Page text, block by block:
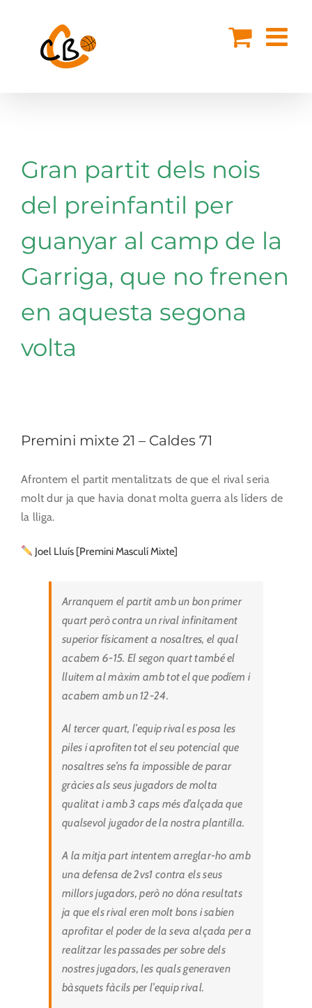
Gran partit dels nois
del preinfantil per
guanyar al camp de la
Garriga, que no frenen
en aquesta segona
volta
Premini mixte 21 – Caldes 71
Afrontem el partit mentalitzats de que el rival seria
molt dur ja que havia donat molta guerra als líders de
la lliga.
Joel Lluís [Premini Masculí Mixte]
Arranquem el partit amb un bon primer
quart però contra un rival infinitament
superior físicament a nosaltres, el qual
acabem 6-15. El segon quart també el
lluitem al màxim amb tot el que podíem i
acabem amb un 12-24.
Al tercer quart, l’equip rival es posa les
piles i aprofiten tot el seu potencial que
nosaltres se’ns fa impossible de parar
gràcies als seus jugadors de molta
qualitat i amb 3 caps més d’alçada que
qualsevol jugador de la nostra plantilla.
A la mitja part intentem arreglar-ho amb
una defensa de 2vs1 contra els seus
millors jugadors, però no dóna resultats
ja que els rival eren molt bons i sabien
aprofitar el poder de la seva alçada per a
realitzar les passades per sobre dels
nostres jugadors, les quals generaven
bàsquets fàcils per l’equip rival.